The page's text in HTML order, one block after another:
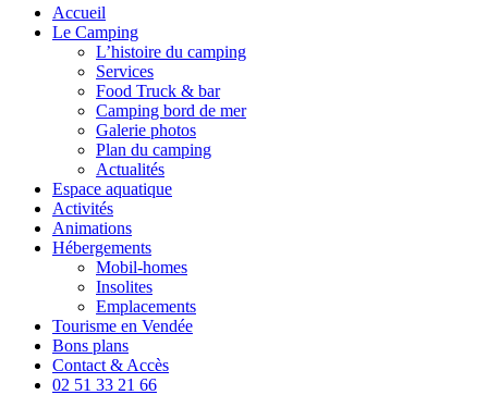
Accueil
Le Camping
L’histoire du camping
Services
Food Truck & bar
Camping bord de mer
Galerie photos
Plan du camping
Actualités
Espace aquatique
Activités
Animations
Hébergements
Mobil-homes
Insolites
Emplacements
Tourisme en Vendée
Bons plans
Contact & Accès
02 51 33 21 66